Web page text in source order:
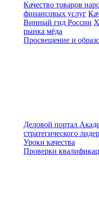
Качество товаров
финансовых услуг
Винный гид России
рынка мёда
Просвещение и
Деловой портал
стратегического
Уроки качества
Проверки